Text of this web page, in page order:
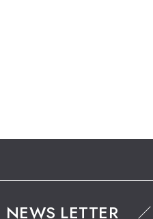
NEWS LETTER